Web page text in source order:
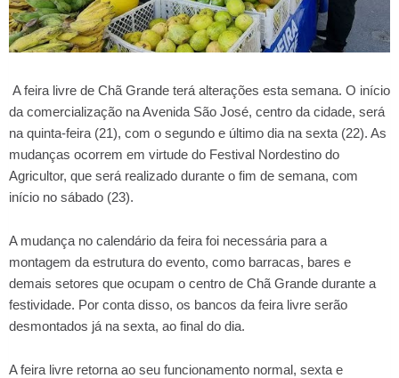
A feira livre de Chã Grande terá alterações esta semana. O início
da comercialização na Avenida São José, centro da cidade, será
na quinta-feira (21), com o segundo e último dia na sexta (22). As
mudanças ocorrem em virtude do Festival Nordestino do
Agricultor, que será realizado durante o fim de semana, com
início no sábado (23).
A mudança no calendário da feira foi necessária para a
montagem da estrutura do evento, como barracas, bares e
demais setores que ocupam o centro de Chã Grande durante a
festividade. Por conta disso, os bancos da feira livre serão
desmontados já na sexta, ao final do dia.
A feira livre retorna ao seu funcionamento normal, sexta e